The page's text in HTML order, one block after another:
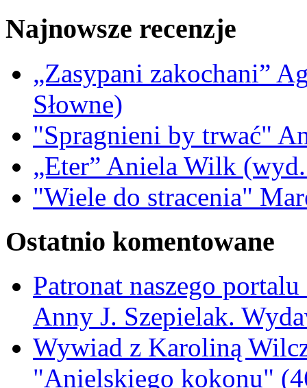
Najnowsze recenzje
„Zasypani zakochani”
Słowne)
"Spragnieni by trwać"
„Eter” Aniela Wilk
"Wiele do stracenia"
Ostatnio komentowane
Patronat naszego
Anny J. Szepielak.
Wywiad z Karoliną
"Anielskiego kokonu"